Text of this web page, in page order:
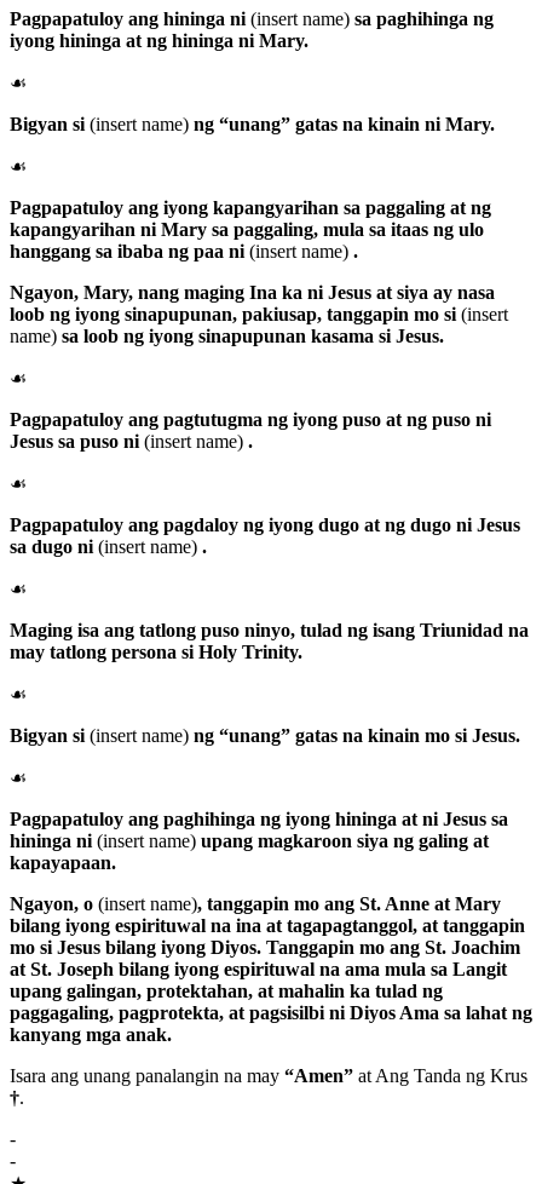
Pagpapatuloy ang hininga ni (insert name) sa paghihinga ng
iyong hininga at ng hininga ni Mary.
☙
Bigyan si (insert name) ng “unang” gatas na kinain ni Mary.
☙
Pagpapatuloy ang iyong kapangyarihan sa paggaling at ng
kapangyarihan ni Mary sa paggaling, mula sa itaas ng ulo
hanggang sa ibaba ng paa ni (insert name) .
Ngayon, Mary, nang maging Ina ka ni Jesus at siya ay nasa
loob ng iyong sinapupunan, pakiusap, tanggapin mo si (insert
name) sa loob ng iyong sinapupunan kasama si Jesus.
☙
Pagpapatuloy ang pagtutugma ng iyong puso at ng puso ni
Jesus sa puso ni (insert name) .
☙
Pagpapatuloy ang pagdaloy ng iyong dugo at ng dugo ni Jesus
sa dugo ni (insert name) .
☙
Maging isa ang tatlong puso ninyo, tulad ng isang Triunidad na
may tatlong persona si Holy Trinity.
☙
Bigyan si (insert name) ng “unang” gatas na kinain mo si Jesus.
☙
Pagpapatuloy ang paghihinga ng iyong hininga at ni Jesus sa
hininga ni (insert name) upang magkaroon siya ng galing at
kapayapaan.
Ngayon, o (insert name), tanggapin mo ang St. Anne at Mary
bilang iyong espirituwal na ina at tagapagtanggol, at tanggapin
mo si Jesus bilang iyong Diyos. Tanggapin mo ang St. Joachim
at St. Joseph bilang iyong espirituwal na ama mula sa Langit
upang galingan, protektahan, at mahalin ka tulad ng
paggagaling, pagprotekta, at pagsisilbi ni Diyos Ama sa lahat ng
kanyang mga anak.
Isara ang unang panalangin na may “Amen” at Ang Tanda ng Krus
†.
-
-